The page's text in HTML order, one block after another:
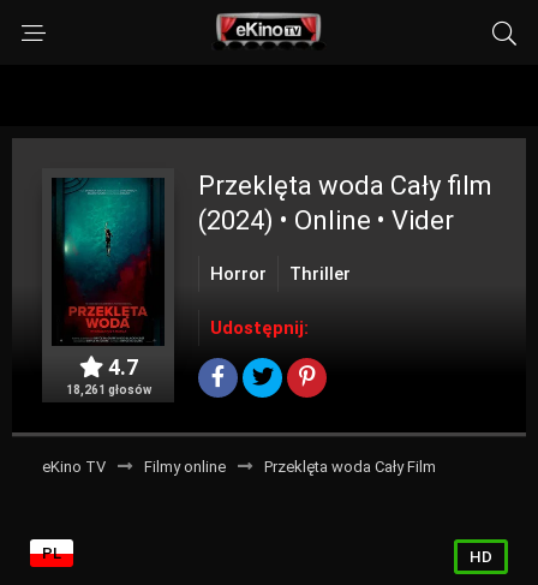
4.7
18,261 głosów
Przeklęta woda Cały film
(2024) • Online • Vider
Horror Thriller
Udostępnij:
eKino TV Filmy online Przeklęta woda Cały Film
PL HD